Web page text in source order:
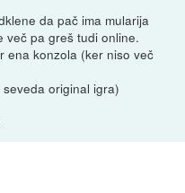
da pač ima mularija
več pa greš tudi online.
ena konzola (ker niso več
original igra)